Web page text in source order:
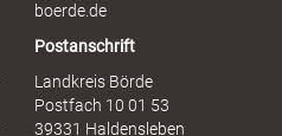
boerde.de
Postanschrift
Landkreis Börde
Postfach 10 01 53
39331 Haldensleben